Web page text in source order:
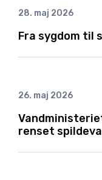
28. maj 2026
Fra sygdom til
26. maj 2026
renset